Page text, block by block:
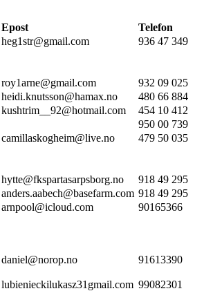
Epost
Telefon
heg1str@gmail.com 936 47 349
roy1arne@gmail.com
932 09 025
heidi.knutsson@hamax.no
480 66 884
kushtrim__92@hotmail.com
454 10 412
950 00 739
camillaskogheim@live.no 479 50 035
hytte@fkspartasarpsborg.no
918 49 295
anders.aabech@basefarm.com 918 49 295
arnpool@icloud.com 90165366
daniel@norop.no 91613390
lubienieckilukasz31gmail.com 99082301